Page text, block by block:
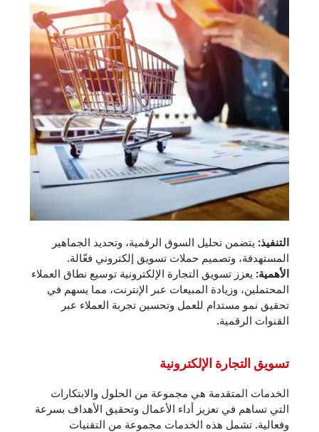
التنفيذ: يتضمن تحليل السوق الرقمية، وتحديد الجماهير
المستهدفة، وتصميم حملات تسويق إلكتروني فعّالة.
الأهمية: يعزز تسويق التجارة الإلكترونية توسيع نطاق العملاء
المحتملين، وزيادة المبيعات عبر الإنترنت، مما يسهم في
تحقيق نمو مستدام للعمل وتحسين تجربة العملاء عبر
القنوات الرقمية.
تسويق التجارة الإلكترونية
الخدمات المتقدمة هي مجموعة من الحلول والابتكارات
التي تساهم في تعزيز أداء الأعمال وتحقيق الأهداف بسرعة
وفعالية. تشمل هذه الخدمات مجموعة من التقنيات